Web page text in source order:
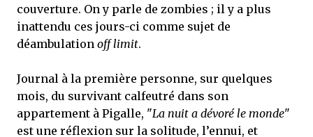
couverture. On y parle de zombies ; il y a plus
inattendu ces jours-ci comme sujet de
déambulation off limit.
Journal à la première personne, sur quelques
mois, du survivant calfeutré dans son
appartement à Pigalle, "La nuit a dévoré le monde"
est une réflexion sur la solitude, l’ennui, et